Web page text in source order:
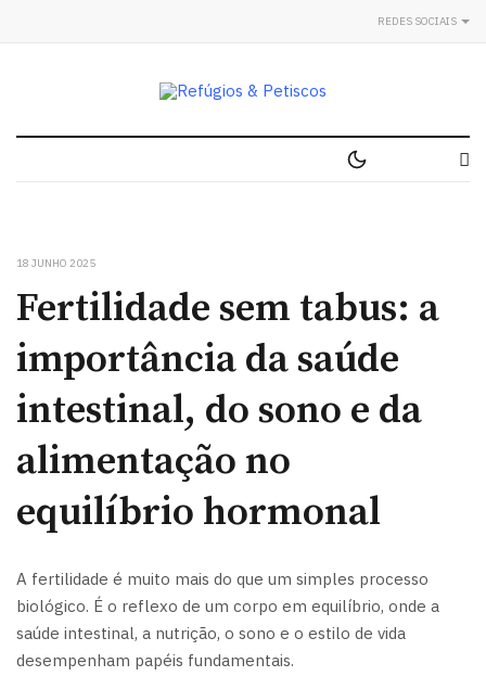
REDES SOCIAIS
18 JUNHO 2025
Fertilidade sem tabus: a
importância da saúde
intestinal, do sono e da
alimentação no
equilíbrio hormonal
A fertilidade é muito mais do que um simples processo
biológico. É o reflexo de um corpo em equilíbrio, onde a
saúde intestinal, a nutrição, o sono e o estilo de vida
desempenham papéis fundamentais.